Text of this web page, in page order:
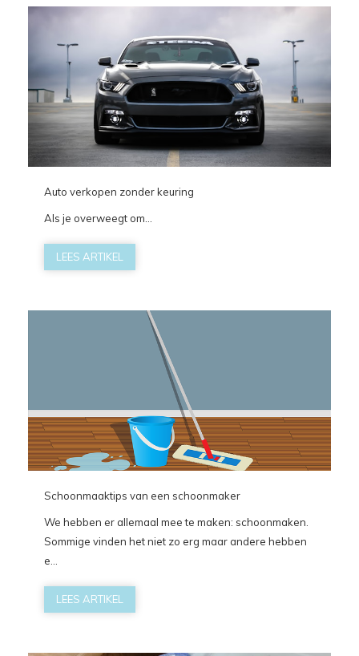
Auto verkopen zonder keuring
Als je overweegt om...
LEES ARTIKEL
Schoonmaaktips van een schoonmaker
We hebben er allemaal mee te maken: schoonmaken.
Sommige vinden het niet zo erg maar andere hebben
e...
LEES ARTIKEL